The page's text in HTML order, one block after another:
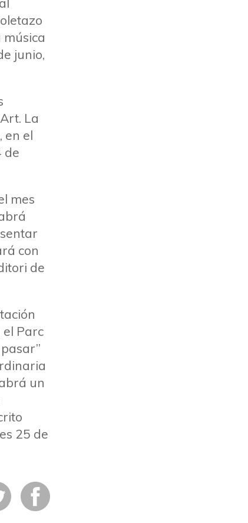
junio,
La
en el
de
mes
con
de
Parc
un
25 de